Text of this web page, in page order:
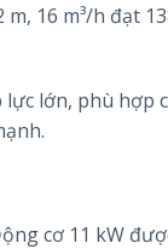
16 m³/h đạt
lớn, phù hợp
cơ 11 kW